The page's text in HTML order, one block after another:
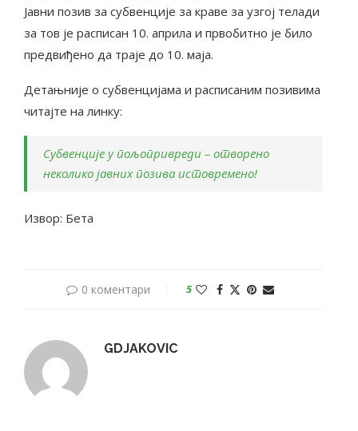
Јавни позив за субвенције за краве за узгој телади
за тов је расписан 10. априла и првобитно је било
предвиђено да траје до 10. маја.
Детањније о субвенцијама и расписаним позивима
читајте на линку:
Субвенције у пољопривреди – отворено
неколико јавних позива истовремено!
Извор: Бета
0 коментари 5
GDJAKOVIC